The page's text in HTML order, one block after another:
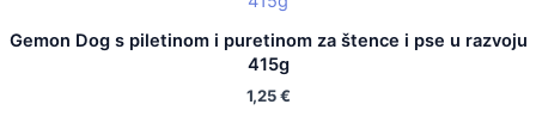
Gemon Dog s piletinom i puretinom za štence i pse u razvoju
415g
1,25€